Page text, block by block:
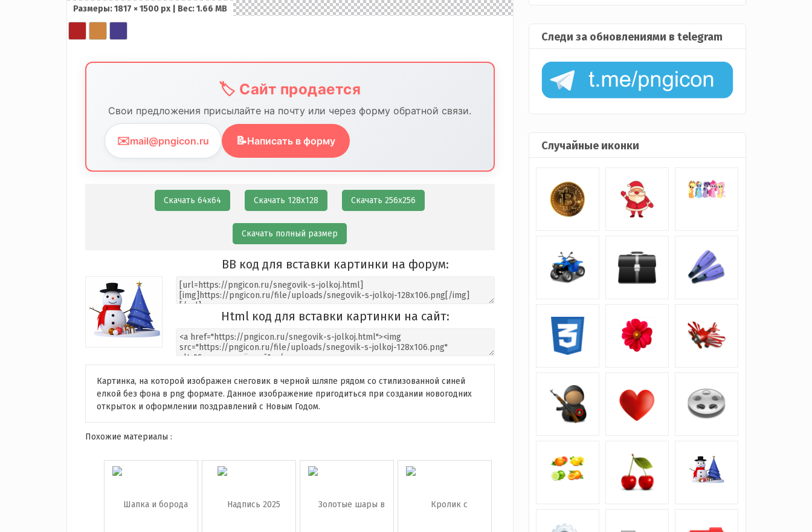
Размеры: 1817 × 1500 px | Вес: 1.66 MB
🏷️ Сайт продается
Свои предложения присылайте на почту или через форму обратной связи.
✉️mail@pngicon.ru 📝Написать в форму
Скачать 64х64 Скачать 128х128 Скачать 256х256
Скачать полный размер
BB код для вставки картинки на форум:
Html код для вставки картинки на сайт:
Картинка, на которой изображен снеговик в черной шляпе рядом со стилизованной синей
елкой без фона в png формате. Данное изображение пригодиться при создании новогодних
открыток и оформлении поздравлений с Новым Годом.
Похожие материалы :
Следи за обновлениями в telegram
Случайные иконки